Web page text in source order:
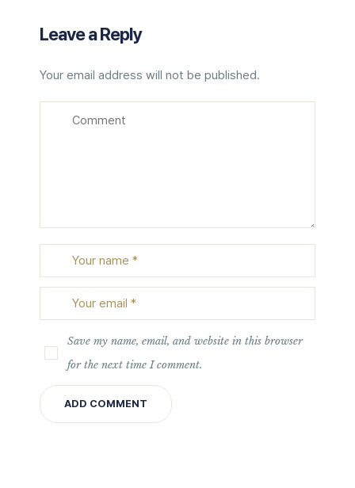
Leave a Reply
Your email address will not be published.
Save my name, email, and website in this browser
for the next time I comment.